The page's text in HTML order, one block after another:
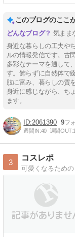
このブログのここ
気まま
身近な暮らしの工夫や
ルの情報発信です。古
多彩なテーマを通して
す。飾らずに自然体で
肢に富み、暮らしの質
身近に感じながら、ち
ます。
2061390 9
週間IN:40 週間OUT:
3
コスレポ